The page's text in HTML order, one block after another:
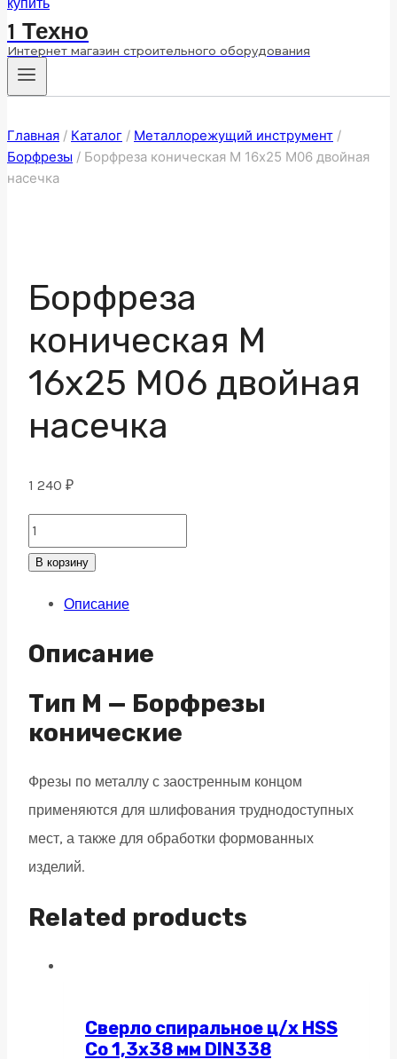
1 Техно
Интернет магазин строительного оборудования
Главная / Каталог / Металлорежущий инструмент /
Борфрезы / Борфреза коническая M 16х25 M06 двойная
насечка
Борфреза
коническая M
16х25 M06 двойная
насечка
1 240 ₽
Борфреза
коническая
16х25
насечка
quantity
В корзину
Описание
Описание
Тип M — Борфрезы
конические
Фрезы по металлу с заостренным концом
применяются для шлифования труднодоступных
мест, а также для обработки формованных
изделий.
Related products
Сверло спиральное ц/х HSS
Co 1,3х38 мм DIN338